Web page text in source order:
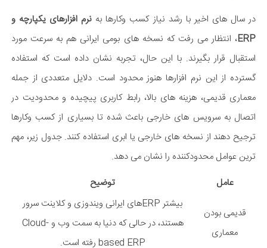
در سال های اخیر با رشد نیاز کسب وکارها به نرم افزارهای یکپارچه و
ERP، انتظار می رفت که نسخه های بومی ایرانی هم به سرعت مورد
استقبال قرار بگیرند. با این حال، تجربه نشان داده است که استفاده
گسترده از این نرم افزارها هنوز محدود است. دلایل متعددی از جمله
معماری قدیمی، هزینه های بالا، رابط کاربری پیچیده و محدودیت در
اتصال به سرویس های خارجی باعث شده تا بسیاری از کسب وکارها
ترجیح دهند از نسخه های خارجی یا ابری استفاده کنند. جدول زیر، مهم
ترین عوامل محدودکننده را نشان می دهد.
عامل
توضیح
قدیمی بودن
معماری
بیشتر ERPهای ایرانی ویندوزی و کلاینت سرور
هستند، در حالی که دنیا به سمت وب و Cloud-
based ERP رفته است.